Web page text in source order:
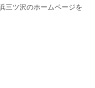
ツリスト
三ツ沢のホームページを